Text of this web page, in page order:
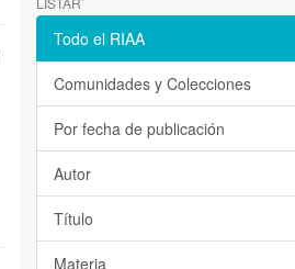
Todo el RIAA
Comunidades y Colecciones
Por fecha de publicación
Autor
Título
Materia